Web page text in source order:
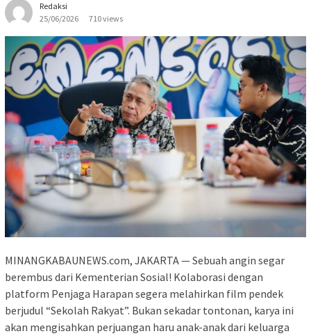
Redaksi
25/06/2026
710 views
MINANGKABAUNEWS.com, JAKARTA — Sebuah angin segar
berembus dari Kementerian Sosial! Kolaborasi dengan
platform Penjaga Harapan segera melahirkan film pendek
berjudul “Sekolah Rakyat”. Bukan sekadar tontonan, karya ini
akan mengisahkan perjuangan haru anak-anak dari keluarga